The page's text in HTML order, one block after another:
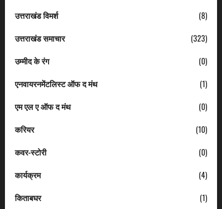
उत्तराखंड विमर्श
(8)
उत्तराखंड समाचार
(323)
उम्मीद के रंग
(0)
एनवायरनमेंटलिस्ट ऑफ द मंथ
(1)
एम एल ए ऑफ द मंथ
(0)
करियर
(10)
कवर-स्टोरी
(0)
कार्यक्रम
(4)
किताबघर
(1)